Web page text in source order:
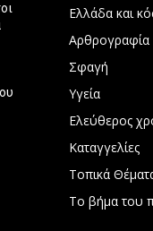
Ελλάδα και
Αρθρογραφία
Σφαγή
Υγεία
Ελεύθερος
Καταγγελίες
Τοπικά
Το βήμα του